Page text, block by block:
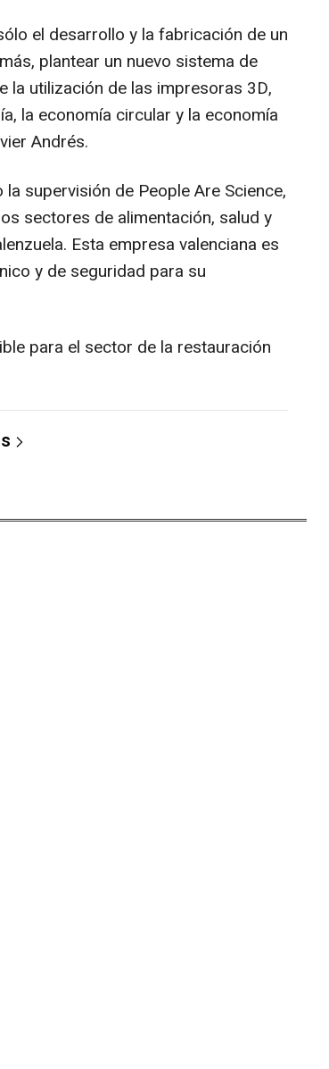
el desarrollo y la fabricación de un
plantear un nuevo sistema de
la utilización de las impresoras 3D,
la economía circular y la economía
Andrés.
supervisión de People Are Science,
sectores de alimentación, salud y
Esta empresa valenciana es
y de seguridad para su
para el sector de la restauración